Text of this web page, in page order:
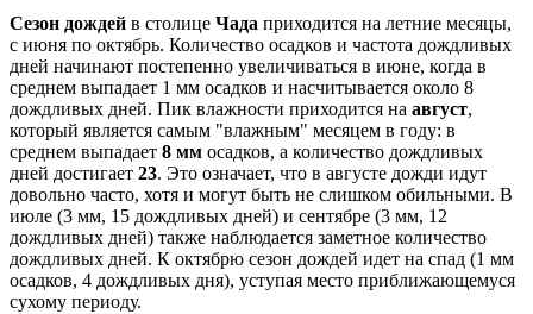
Сезон дождей в столице Чада приходится на летние месяцы,
с июня по октябрь. Количество осадков и частота дождливых
дней начинают постепенно увеличиваться в июне, когда в
среднем выпадает 1 мм осадков и насчитывается около 8
дождливых дней. Пик влажности приходится на август,
который является самым "влажным" месяцем в году: в
среднем выпадает 8 мм осадков, а количество дождливых
дней достигает 23. Это означает, что в августе дожди идут
довольно часто, хотя и могут быть не слишком обильными. В
июле (3 мм, 15 дождливых дней) и сентябре (3 мм, 12
дождливых дней) также наблюдается заметное количество
дождливых дней. К октябрю сезон дождей идет на спад (1 мм
осадков, 4 дождливых дня), уступая место приближающемуся
сухому периоду.